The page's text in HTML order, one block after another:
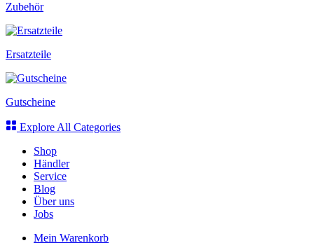
Zubehör
Ersatzteile
Gutscheine
Explore All Categories
Shop
Händler
Service
Blog
Über uns
Jobs
Mein Warenkorb